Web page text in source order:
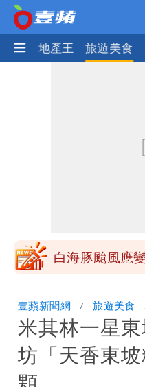
技 地產王 旅遊美食
因！2材質夏
王祖賢息影
存在 再度被嗆
白海豚颱風應
期 要改到8/
星巴克聯名泡
康
純棉衣物吸汗
壹蘋新聞網 旅遊美食
米其林一星
坊「天香東